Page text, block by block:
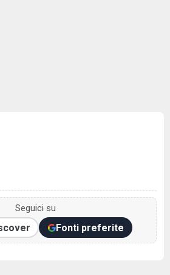
Seguici su
Fonti preferite